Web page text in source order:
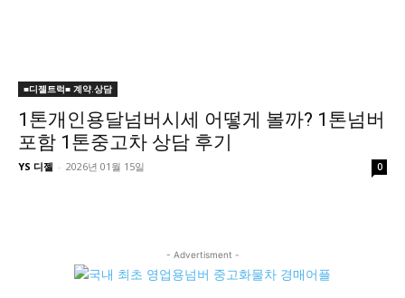
■디젤트럭■ 계약.상담
1톤개인용달넘버시세 어떻게 볼까? 1톤넘버
포함 1톤중고차 상담 후기
YS 디젤 - 2026년 01월 15일 0
- Advertisment -